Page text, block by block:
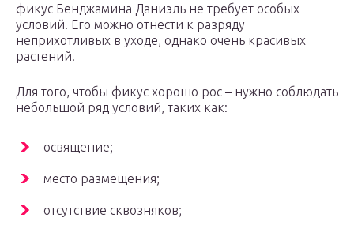
фикус Бенджамина Даниэль не требует особых
условий. Его можно отнести к разряду
неприхотливых в уходе, однако очень красивых
растений.
Для того, чтобы фикус хорошо рос – нужно соблюдать
небольшой ряд условий, таких как:
освящение;
место размещения;
отсутствие сквозняков;